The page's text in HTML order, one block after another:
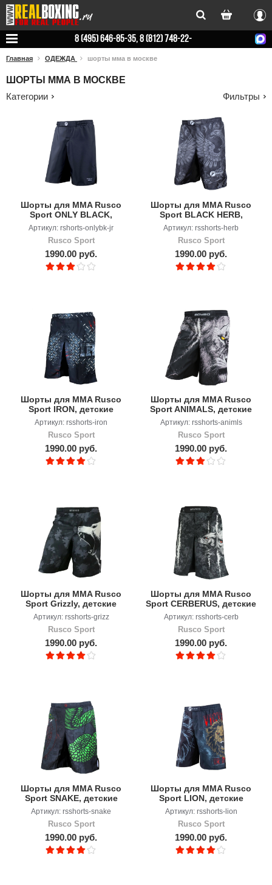
Вход
8 (495) 646-85-35, 8 (812) 748-22-
Главная ОДЕЖДА шорты мма в москве
ШОРТЫ ММА В МОСКВЕ
Категории
Фильтры
Шорты для MMA Rusco
Sport ONLY BLACK,
детские
Артикул: rshorts-onlybk-jr
Rusco Sport
1990.00 руб.
Шорты для MMA Rusco
Sport BLACK HERB,
детские
Артикул: rsshorts-herb
Rusco Sport
1990.00 руб.
Шорты для MMA Rusco
Sport IRON, детские
Артикул: rsshorts-iron
Rusco Sport
1990.00 руб.
Шорты для MMA Rusco
Sport ANIMALS, детские
Артикул: rsshorts-animls
Rusco Sport
1990.00 руб.
Шорты для MMA Rusco
Sport Grizzly, детские
Артикул: rsshorts-grizz
Rusco Sport
1990.00 руб.
Шорты для MMA Rusco
Sport CERBERUS, детские
Артикул: rsshorts-cerb
Rusco Sport
1990.00 руб.
Шорты для MMA Rusco
Sport SNAKE, детские
Артикул: rsshorts-snake
Rusco Sport
1990.00 руб.
Шорты для MMA Rusco
Sport LION, детские
Артикул: rsshorts-lion
Rusco Sport
1990.00 руб.